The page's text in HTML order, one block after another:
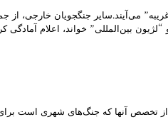
می‌آیند.سایر جنگجویان خارجی، از
از تخصص آنها که جنگ‌های شهری است